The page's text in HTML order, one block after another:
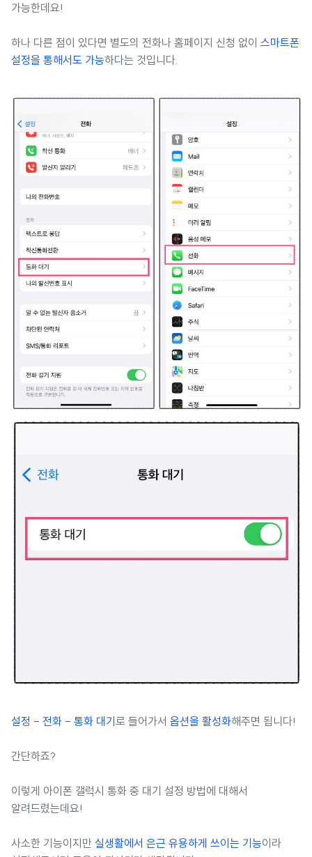
가능한데요!
하나 다른 점이 있다면 별도의 전화나 홈페이지 신청 없이 스마트폰
설정을 통해서도 가능하다는 것입니다.
설정 - 전화 - 통화 대기 로 들어가서 옵션을 활성화해주면 됩니다!
간단하죠?
이렇게 아이폰 갤럭시 통화 중 대기 설정 방법에 대해서
알려드렸는데요!
사소한 기능이지만 실생활에서 은근 유용하게 쓰이는 기능이라